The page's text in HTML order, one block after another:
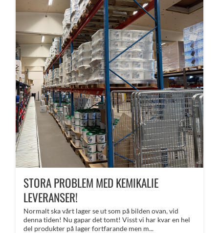
STORA PROBLEM MED KEMIKALIE
LEVERANSER!
Normalt ska vårt lager se ut som på bilden ovan, vid
denna tiden! Nu gapar det tomt! Visst vi har kvar en hel
del produkter på lager fortfarande men m...